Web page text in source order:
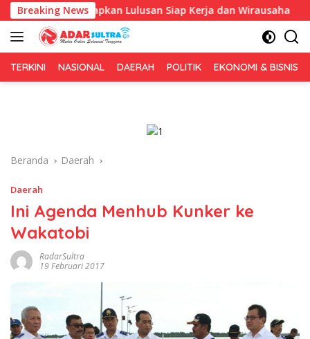
Langsung
ke
konten
Breaking News
Siapkan Lulusan Siap Kerja dan Wirausaha
TERKINI NASIONAL DAERAH POLITIK EKONOMI & BISNIS
Beranda Daerah
Daerah
Ini Agenda Menhub Kunker ke
Wakatobi
RadarSultra
19 Februari 2017